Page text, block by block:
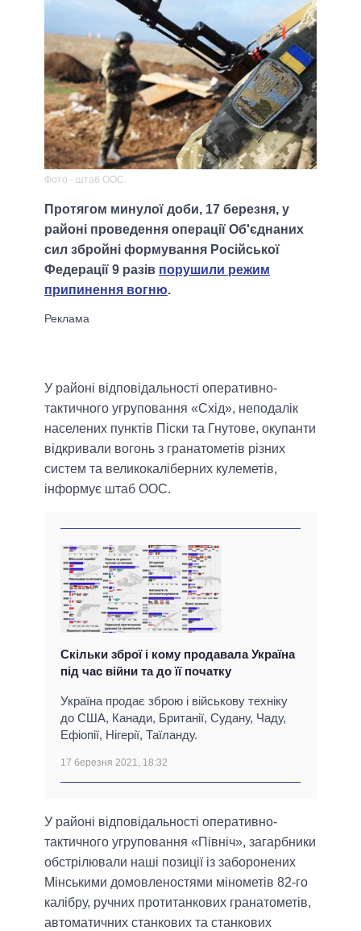
Фото - штаб ООС.
Протягом минулої доби, 17 березня, у
районі проведення операції Об'єднаних
сил збройні формування Російської
Федерації 9 разів порушили режим
припинення вогню.
У районі відповідальності оперативно-
тактичного угруповання «Схід», неподалік
населених пунктів Піски та Гнутове, окупанти
відкривали вогонь з гранатометів різних
систем та великокаліберних кулеметів,
інформує штаб ООС.
Скільки зброї і кому продавала Україна
під час війни та до її початку
Україна продає зброю і військову техніку
до США, Канади, Британії, Судану, Чаду,
Ефіопії, Нігерії, Таїланду.
17 березня 2021, 18:32
У районі відповідальності оперативно-
тактичного угруповання «Північ», загарбники
обстрілювали наші позиції із заборонених
Мінськими домовленостями мінометів 82-го
калібру, ручних протитанкових гранатометів,
автоматичних станкових та станкових